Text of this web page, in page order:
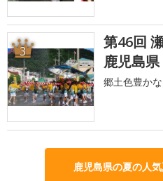
3
第46回
鹿児島県
郷土色豊か
鹿児島県の夏の人